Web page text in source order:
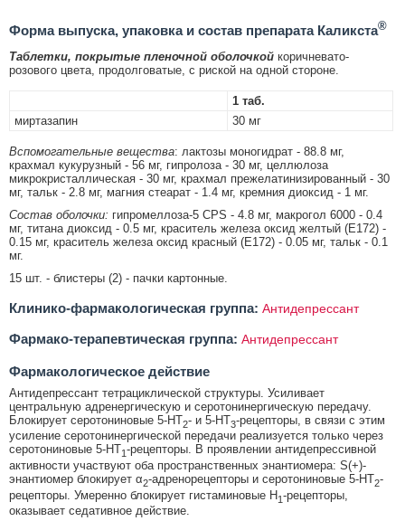
Форма выпуска, упаковка и состав препарата Каликста®
Таблетки, покрытые пленочной оболочкой коричневато-
розового цвета, продолговатые, с риской на одной стороне.
1 таб.
миртазапин
30 мг
Вспомогательные вещества: лактозы моногидрат - 88.8 мг,
крахмал кукурузный - 56 мг, гипролоза - 30 мг, целлюлоза
микрокристаллическая - 30 мг, крахмал прежелатинизированный - 30
мг, тальк - 2.8 мг, магния стеарат - 1.4 мг, кремния диоксид - 1 мг.
Состав оболочки: гипромеллоза-5 CPS - 4.8 мг, макрогол 6000 - 0.4
мг, титана диоксид - 0.5 мг, краситель железа оксид желтый (Е172) -
0.15 мг, краситель железа оксид красный (Е172) - 0.05 мг, тальк - 0.1
мг.
15 шт. - блистеры (2) - пачки картонные.
Клинико-фармакологическая группа: Антидепрессант
Фармако-терапевтическая группа: Антидепрессант
Фармакологическое действие
Антидепрессант тетрациклической структуры. Усиливает
центральную адренергическую и серотонинергическую передачу.
Блокирует серотониновые 5-HT2- и 5-НТ3-рецепторы, в связи с этим
усиление серотонинергической передачи реализуется только через
серотониновые 5-HT1-рецепторы. В проявлении антидепрессивной
активности участвуют оба пространственных энантиомера: S(+)-
энантиомер блокирует α2-адренорецепторы и серотониновые 5-HT2-
рецепторы. Умеренно блокирует гистаминовые Н1-рецепторы,
оказывает седативное действие.